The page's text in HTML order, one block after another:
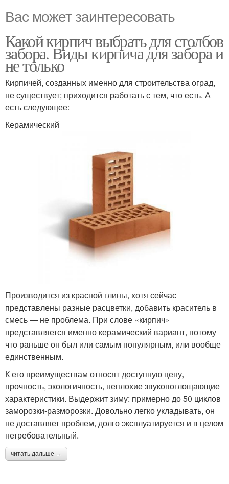
Вас может заинтересовать
Какой кирпич выбрать для столбов
забора. Виды кирпича для забора и
не только
Кирпичей, созданных именно для строительства оград,
не существует; приходится работать с тем, что есть. А
есть следующее:
Керамический
Производится из красной глины, хотя сейчас
представлены разные расцветки, добавить краситель в
смесь — не проблема. При слове «кирпич»
представляется именно керамический вариант, потому
что раньше он был или самым популярным, или вообще
единственным.
К его преимуществам относят доступную цену,
прочность, экологичность, неплохие звукопоглощающие
характеристики. Выдержит зиму: примерно до 50 циклов
заморозки-разморозки. Довольно легко укладывать, он
не доставляет проблем, долго эксплуатируется и в целом
нетребовательный.
читать дальше →